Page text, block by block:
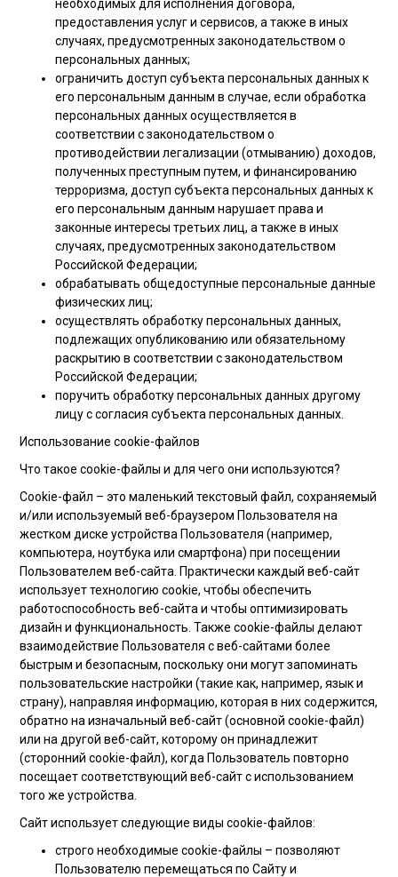
необходимых для исполнения договора,
предоставления услуг и сервисов, а также в иных
случаях, предусмотренных законодательством о
персональных данных;
ограничить доступ субъекта персональных данных к
его персональным данным в случае, если обработка
персональных данных осуществляется в
соответствии с законодательством о
противодействии легализации (отмыванию) доходов,
полученных преступным путем, и финансированию
терроризма, доступ субъекта персональных данных к
его персональным данным нарушает права и
законные интересы третьих лиц, а также в иных
случаях, предусмотренных законодательством
Российской Федерации;
обрабатывать общедоступные персональные данные
физических лиц;
осуществлять обработку персональных данных,
подлежащих опубликованию или обязательному
раскрытию в соответствии с законодательством
Российской Федерации;
поручить обработку персональных данных другому
лицу с согласия субъекта персональных данных.
Использование cookie-файлов
Что такое cookie-файлы и для чего они используются?
Cookie-файл – это маленький текстовый файл, сохраняемый
и/или используемый веб-браузером Пользователя на
жестком диске устройства Пользователя (например,
компьютера, ноутбука или смартфона) при посещении
Пользователем веб-сайта. Практически каждый веб-сайт
использует технологию cookie, чтобы обеспечить
работоспособность веб-сайта и чтобы оптимизировать
дизайн и функциональность. Также cookie-файлы делают
взаимодействие Пользователя с веб-сайтами более
быстрым и безопасным, поскольку они могут запоминать
пользовательские настройки (такие как, например, язык и
страну), направляя информацию, которая в них содержится,
обратно на изначальный веб-сайт (основной cookie-файл)
или на другой веб-сайт, которому он принадлежит
(сторонний cookie-файл), когда Пользователь повторно
посещает соответствующий веб-сайт с использованием
того же устройства.
Сайт использует следующие виды cookie-файлов:
строго необходимые cookie-файлы – позволяют
Пользователю перемещаться по Сайту и